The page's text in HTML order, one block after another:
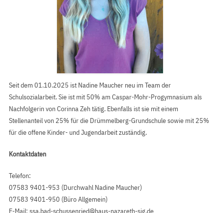
Seit dem 01.10.2025 ist Nadine Maucher neu im Team der
Schulsozialarbeit. Sie ist mit 50% am Caspar-Mohr-Progymnasium als
Nachfolgerin von Corinna Zeh tätig. Ebenfalls ist sie mit einem
Stellenanteil von 25% für die Drümmelberg-Grundschule sowie mit 25%
für die offene Kinder- und Jugendarbeit zuständig.
Kontaktdaten
Telefon:
07583 9401-953 (Durchwahl Nadine Maucher)
07583 9401-950 (Büro Allgemein)
E-Mail: ssa.bad-schussenried@haus-nazareth-sig.de